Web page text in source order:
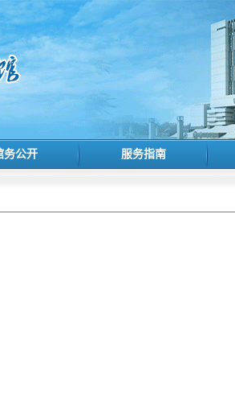
务公开 服务指南